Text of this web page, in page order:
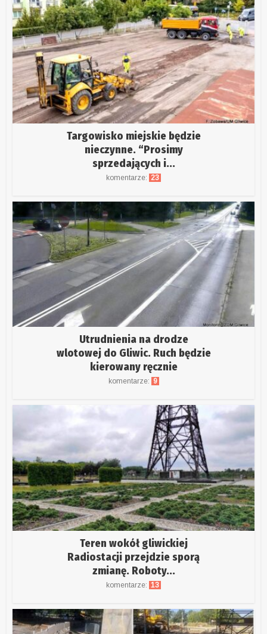
Targowisko miejskie będzie
nieczynne. “Prosimy
sprzedających i...
komentarze: 23
Utrudnienia na drodze
wlotowej do Gliwic. Ruch będzie
kierowany ręcznie
komentarze: 9
Teren wokół gliwickiej
Radiostacji przejdzie sporą
zmianę. Roboty...
komentarze: 13